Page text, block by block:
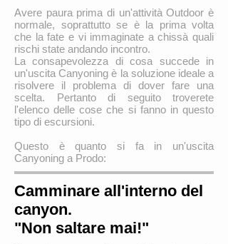
Avere paura prima di un'attività Outdoor è
normale, soprattutto se è la prima volta
che la fate e vi immaginate a chissà quali
rischi state andando incontro.
La consapevolezza di cosa succede in
un'uscita Canyoning è la soluzione ideale a
risolvere il problema di dover fare una
scelta. Pertanto di seguito troverete
l'elenco delle cose che si fanno in questo
tipo di escursioni.
Questo è quanto si fa in un'uscita
Canyoning a Prodo:
Camminare all'interno del
canyon.
"Non saltare mai!"